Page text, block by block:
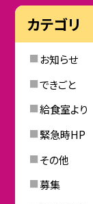
カテゴリ
お知らせ
できごと
給食室より
緊急時HP
その他
募集